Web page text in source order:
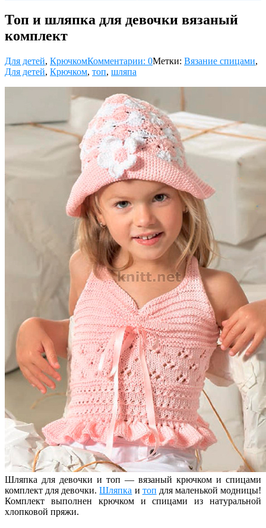
Топ и шляпка для девочки вязаный
комплект
Для детей, КрючкомКомментарии: 0Метки: Вязание спицами,
Для детей, Крючком, топ, шляпа
Шляпка для девочки и топ — вязаный крючком и спицами
комплект для девочки.Шляпка и топ для маленькой модницы!
Комплект выполнен крючком и спицами из натуральной
хлопковой пряжи.